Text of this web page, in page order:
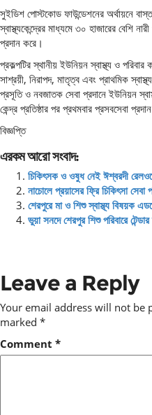
সুইডিশ পোস্টকোড ফাউন্ডেশনের অর্থায়নে
স্বাস্থ্যকেন্দ্রের মাধ্যমে ৩০ হাজারের বেশি
প্রদান করে।
প্রকল্পটির স্থানীয় ইউনিয়ন স্বাস্থ্য ও
সাশ্রয়ী, নিরাপদ, মাতৃত্ব এবং প্রাথমিক
প্রসূতি ও নবজাতক সেবা প্রদানে ইউনিয়ন
কেন্দ্র প্রতিষ্ঠার পর প্রথমবার প্রসবসেবা
বিজ্ঞপ্তি
এরকম আরো সংবাদ:
চিকিৎসক ও ওষুধ নেই ঈশ্বরদী
নাচোলে প্রয়াসের ফ্রি চিকিৎসা সেবা
শেরপুরে মা ও শিশু স্বাস্থ্য বিষয়ক
ভুয়া সনদে শেরপুর শিশু পরিবারে
Leave a Reply
Your email address will not be
marked *
Comment *